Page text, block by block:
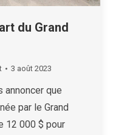
du Grand
3 août 2023
annoncer que
par le Grand
12 000 $ pour